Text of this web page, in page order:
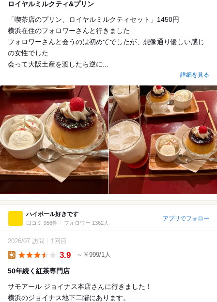
ロイヤルミルクティ&プリン
「喫茶店のプリン、ロイヤルミルクティセット」1450円
横浜在住のフォロワーさんと行きました
フォロワーさんと会うのは初めてでしたが、想像通り優しい感じ
の女性でした
会って大阪土産を渡したら逆に...
詳細を見る
ハイボール好きです
口コミ 956件 フォロワー 1362人
アプリでフォロー
2026/07 訪問 1回目
3.9 ～￥999/1人
50年続く紅茶専門店
サモアール ジョイナス本店さんに行きました！
横浜のジョイナス地下二階にあります。